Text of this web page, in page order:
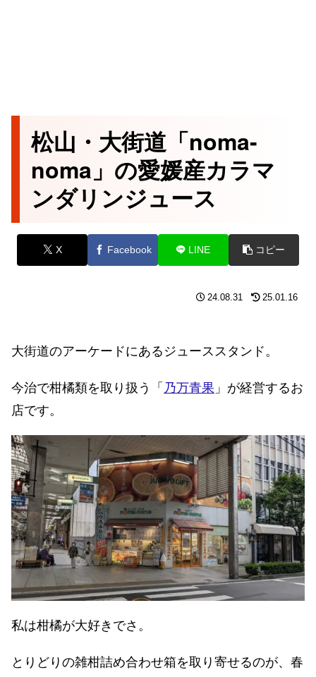
松山・大街道「noma-
noma」の愛媛産カラマ
ンダリンジュース
X Facebook LINE コピー
24.08.31 25.01.16
大街道のアーケードにあるジューススタンド。
今治で柑橘類を取り扱う「 乃万青果 」が経営するお
店です。
私は柑橘が大好きでさ。
とりどりの雑柑詰め合わせ箱を取り寄せるのが、春